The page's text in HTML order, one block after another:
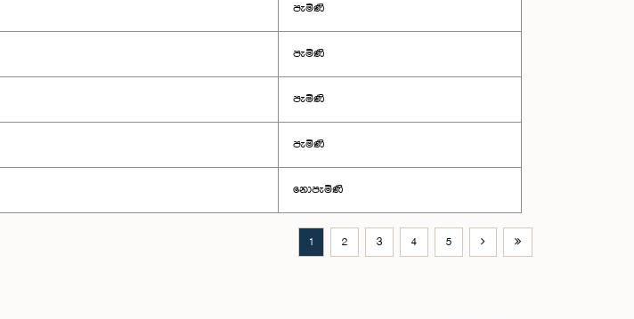
පැමිණි
පැමිණි
පැමිණි
පැමිණි
නොපැමිණි
1 2 3 4 5